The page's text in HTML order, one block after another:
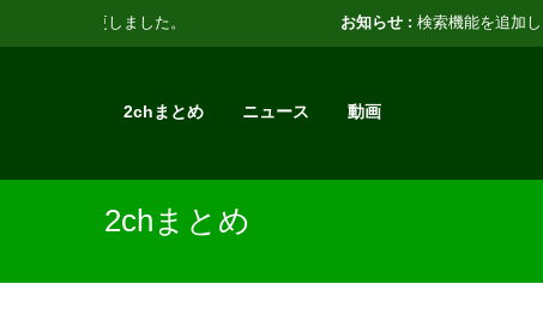
お知らせ : 検索機能を追加しました。
2chまとめ ニュース 動画
2chまとめ